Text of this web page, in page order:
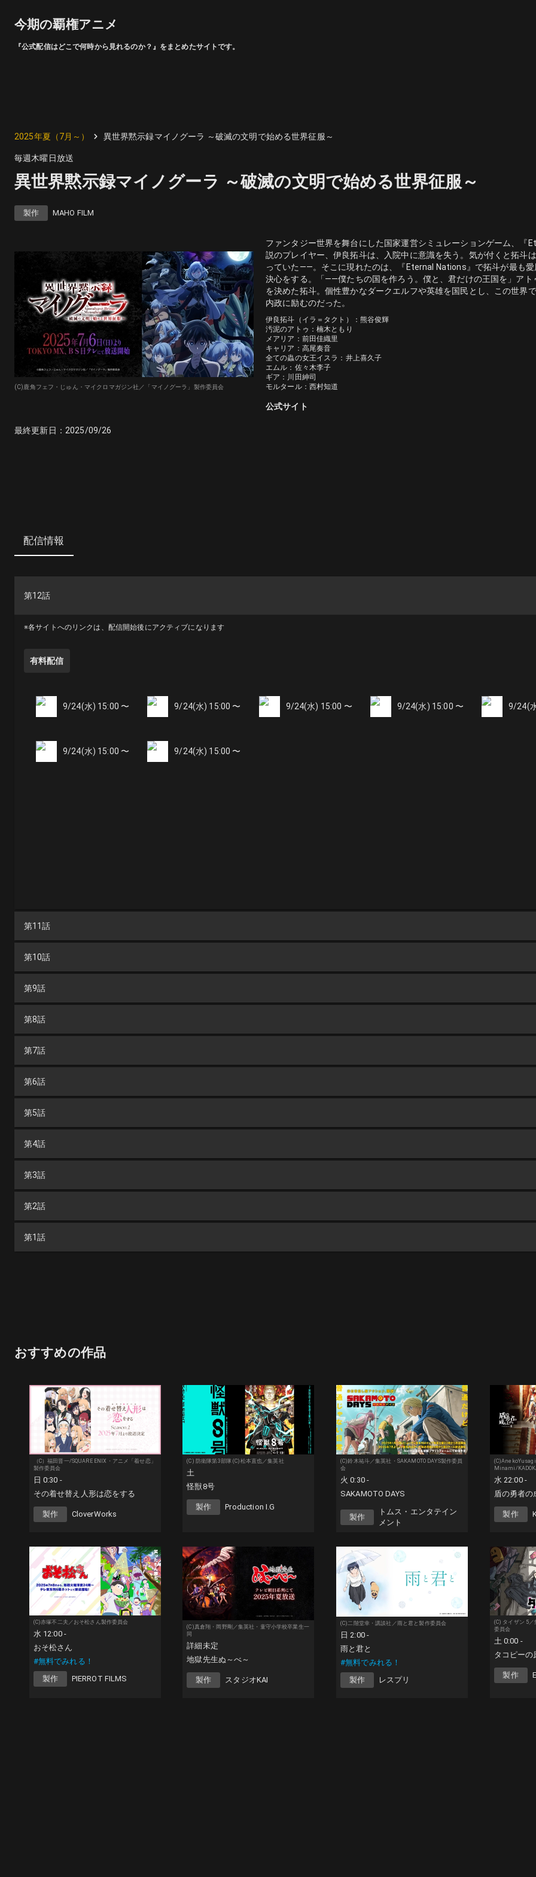
今期の覇権アニメ
『公式配信はどこで何時から見れるのか？』をまとめたサイトです。
2025年夏（7月～） 異世界黙示録マイノグーラ ～破滅の文明で始める世界征服～
毎週木曜日放送
異世界黙示録マイノグーラ ～破滅の文明で始める世界征服～
製作 MAHO FILM
(C)鹿角フェフ・じゅん・マイクロマガジン社／「マイノグーラ」製作委員会
ファンタジー世界を舞台にした国家運営シミュレーションゲーム、
説のプレイヤー、伊良拓斗は、入院中に意識を失う。気が付くと拓斗
っていた――。そこに現れたのは、『Eternal Nations』で拓斗が最も
決心をする。「――僕たちの国を作ろう。僕と、君だけの王国を」ア
を決めた拓斗。個性豊かなダークエルフや英雄を国民とし、この世界
内政に励むのだった。
伊良拓斗（イラ＝タクト）：熊谷俊輝
汚泥のアトゥ：楠木ともり
メアリア：前田佳織里
キャリア：高尾奏音
全ての蟲の女王イスラ：井上喜久子
エムル：佐々木李子
ギア：川田紳司
モルタール：西村知道
公式サイト
最終更新日： 2025/09/26
配信情報
第12話
※各サイトへのリンクは、配信開始後にアクティブになります
有料配信
9/24(水) 15:00 〜 9/24(水) 15:00 〜 9/24(水) 15:00 〜 9/24(水) 15:00 〜 9/24(
9/24(水) 15:00 〜 9/24(水) 15:00 〜
第11話
第10話
第9話
第8話
第7話
第6話
第5話
第4話
第3話
第2話
第1話
おすすめの作品
（C）福田晋一/SQUARE ENIX・アニメ「着せ恋」
製作委員会
日 0:30 -
その着せ替え人形は恋をする
製作 CloverWorks
(C) 防衛隊第3部隊 (C)松本直也／集英社
土
怪獣8号
製作 Production I.G
(C)鈴木祐斗／集英社・SAKAMOTO DAYS製作委員
会
火 0:30 -
SAKAMOTO DAYS
製作
トムス・エンタテイン
メント
Minami/
水 22:00 -
盾の勇者の
製作
(C)赤塚不二夫／おそ松さん製作委員会
水 12:00 -
おそ松さん
#無料でみれる！
製作
PIERROT FILMS
(C)真倉翔・岡野剛／集英社・童守小学校卒業生一
同
詳細未定
地獄先生ぬ～べ～
製作 スタジオKAI
(C)二階堂幸・講談社／雨と君と製作委員会
日 2:00 -
雨と君と
#無料でみれる！
製作
レスプリ
(C) タイザン 5
委員会
土 0:00 -
タコピーの
製作